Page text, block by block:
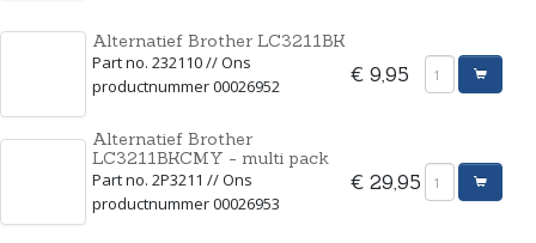
Alternatief Brother LC3211BK
Part no. 232110 // Ons
productnummer 00026952
€ 9,95
Alternatief Brother
LC3211BKCMY - multi pack
Part no. 2P3211 // Ons
productnummer 00026953
€ 29,95